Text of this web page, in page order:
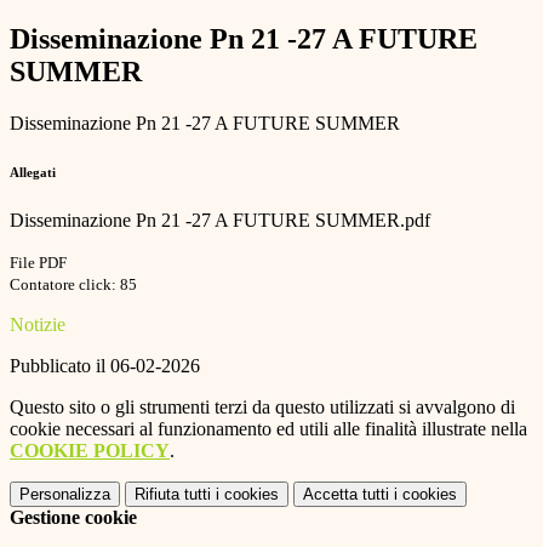
Disseminazione Pn 21 -27 A FUTURE
SUMMER
Disseminazione Pn 21 -27 A FUTURE SUMMER
Allegati
Disseminazione Pn 21 -27 A FUTURE SUMMER.pdf
File PDF
Contatore click: 85
Notizie
Pubblicato il 06-02-2026
Questo sito o gli strumenti terzi da questo utilizzati si avvalgono di
cookie necessari al funzionamento ed utili alle finalità illustrate nella
COOKIE POLICY.
Personalizza Rifiuta tutti i cookies Accetta tutti i cookies
Gestione cookie